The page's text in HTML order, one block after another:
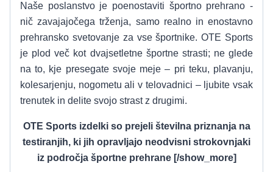
Naše poslanstvo je poenostaviti športno prehrano -
nič zavajajočega trženja, samo realno in enostavno
prehransko svetovanje za vse športnike. OTE Sports
je plod več kot dvajsetletne športne strasti; ne glede
na to, kje presegate svoje meje – pri teku, plavanju,
kolesarjenju, nogometu ali v telovadnici – ljubite vsak
trenutek in delite svojo strast z drugimi.
OTE Sports izdelki so prejeli številna priznanja na
testiranjih, ki jih opravljajo neodvisni strokovnjaki
iz področja športne prehrane [/show_more]